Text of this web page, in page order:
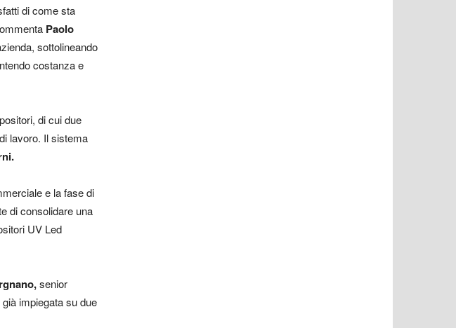
di come sta
Paolo
sottolineando
costanza e
di cui due
lavoro. Il sistema
e la fase di
di consolidare una
UV Led
senior
impiegata su due